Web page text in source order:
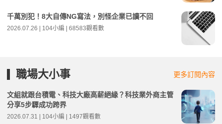
千萬別犯！8大自傳NG寫法，別怪企業已讀不回
2026.07.26 | 104小編 | 68583觀看數
職場大小事 更多訂閱內容
文組就跟台積電、科技大廠高薪絕緣？科技業外商主管
分享5步驟成功跨界
2026.07.31 | 104小編 | 1497觀看數